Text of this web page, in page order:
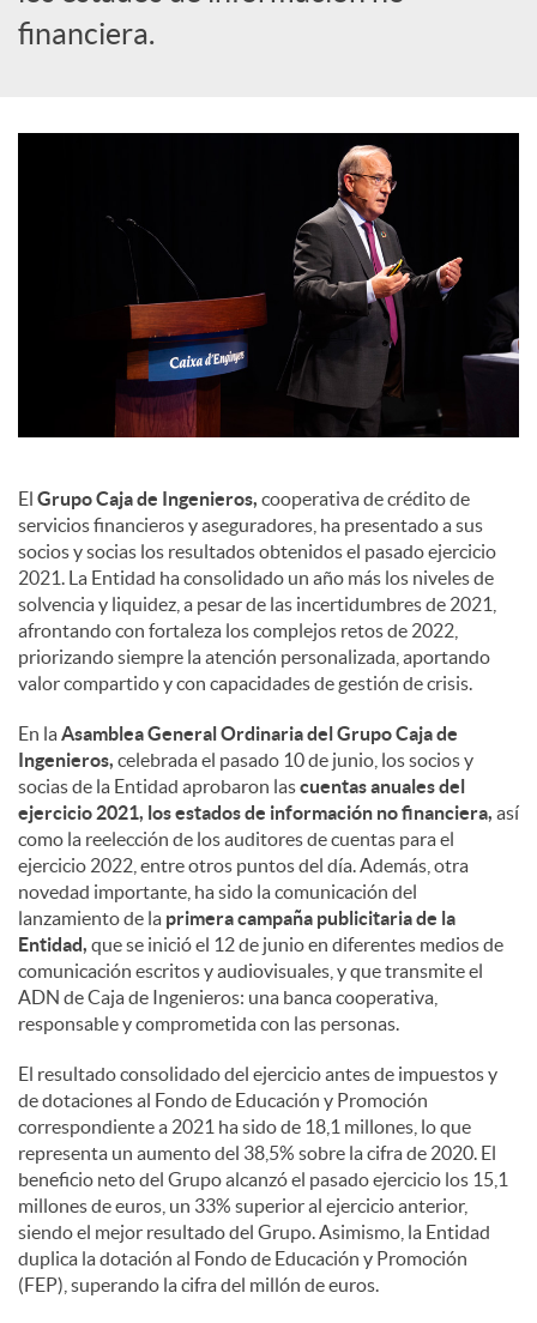
a
financiera.
El Grupo Caja de Ingenieros, cooperativa de crédito de
servicios financieros y aseguradores, ha presentado a sus
socios y socias los resultados obtenidos el pasado ejercicio
2021. La Entidad ha consolidado un año más los niveles de
solvencia y liquidez, a pesar de las incertidumbres de 2021,
afrontando con fortaleza los complejos retos de 2022,
priorizando siempre la atención personalizada, aportando
valor compartido y con capacidades de gestión de crisis.
En laAsamblea General Ordinaria del Grupo Caja de
Ingenieros, celebrada el pasado 10 de junio, los socios y
socias de la Entidad aprobaron lascuentas anuales del
ejercicio 2021, los estados de información no financiera, así
como la reelección de los auditores de cuentas para el
ejercicio 2022, entre otros puntos del día. Además, otra
novedad importante, ha sido la comunicación del
lanzamiento de la primera campaña publicitaria de la
Entidad, que se inició el 12 de junio en diferentes medios de
comunicación escritos y audiovisuales, y que transmite el
ADN de Caja de Ingenieros: una banca cooperativa,
responsable y comprometida con las personas.
El resultado consolidado del ejercicio antes de impuestos y
de dotaciones al Fondo de Educación y Promoción
correspondiente a 2021 ha sido de 18,1 millones, lo que
representa un aumento del 38,5% sobre la cifra de 2020. El
beneficio neto del Grupo alcanzó el pasado ejercicio los 15,1
millones de euros, un 33% superior al ejercicio anterior,
siendo el mejor resultado del Grupo. Asimismo, la Entidad
duplica la dotación al Fondo de Educación y Promoción
(FEP), superando la cifra del millón de euros.